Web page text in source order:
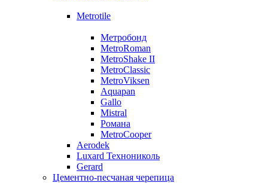
Metrotile
Метробонд
MetroRoman
MetroShake II
MetroClassic
MetroViksen
Aquapan
Gallo
Mistral
Романа
MetroCooper
Aerodek
Luxard Технониколь
Gerard
Цементно-песчаная черепица